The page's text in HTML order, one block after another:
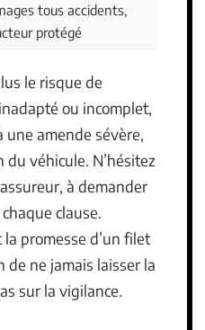
tous accidents,
protégé
le risque de
ou incomplet,
une amende sévère,
du véhicule. N’hésitez
à demander
clause.
la promesse d’un filet
de ne jamais laisser la
sur la vigilance.